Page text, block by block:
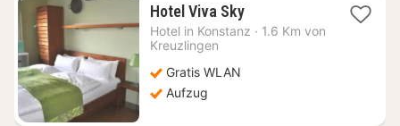
Hotel Viva Sky1
Nacht
Hotel in Konstanz · 1.6 Km von
Kreuzlingen
Gratis WLAN
Aufzug